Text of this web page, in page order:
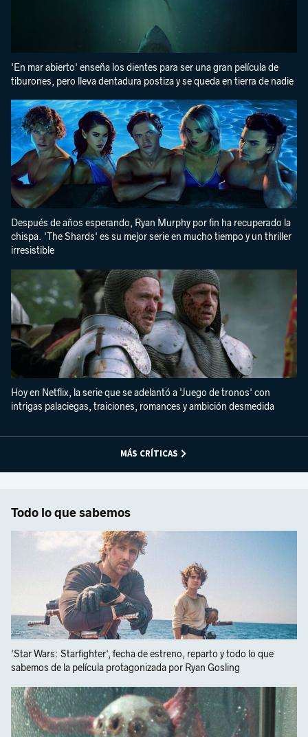
'En mar abierto' enseña los dientes para ser una gran película de
tiburones, pero lleva dentadura postiza y se queda en tierra de nadie
Después de años esperando, Ryan Murphy por fin ha recuperado la
chispa. 'The Shards' es su mejor serie en mucho tiempo y un thriller
irresistible
Hoy en Netflix, la serie que se adelantó a 'Juego de tronos' con
intrigas palaciegas, traiciones, romances y ambición desmedida
MÁS CRÍTICAS
Todo lo que sabemos
'Star Wars: Starfighter', fecha de estreno, reparto y todo lo que
sabemos de la película protagonizada por Ryan Gosling